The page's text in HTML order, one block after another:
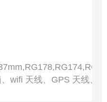
wifi 天线、GPS 天线、